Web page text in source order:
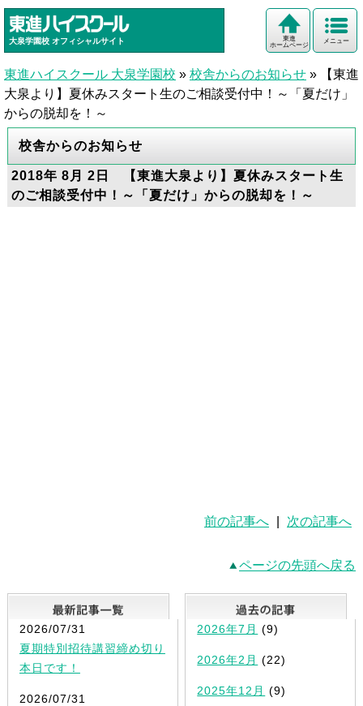
大泉学園校 オフィシャルサイト メニュー
東進
ホームページ
東進ハイスクール 大泉学園校 » 校舎からのお知らせ »
【東進
大泉より】夏休みスタート生のご相談受付中！～「夏だけ」
からの脱却を！～
校舎からのお知らせ
2018年 8月 2日 【東進大泉より】夏休みスタート生
のご相談受付中！～「夏だけ」からの脱却を！～
前の記事へ 次の記事へ
ページの先頭へ戻る
最新記事一覧
2026/07/31
夏期特別招待講習締め切り
本日です！
2026/07/31
2026年7月 (9)
2026年2月 (22)
2025年12月 (9)